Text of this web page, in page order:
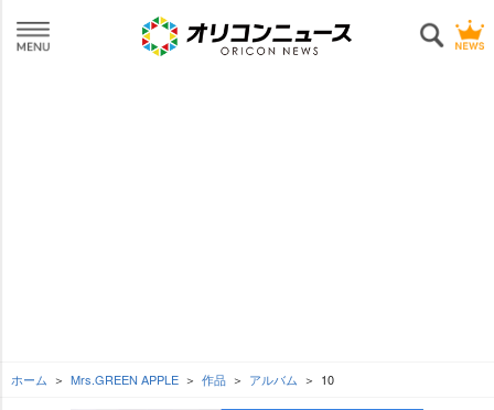
ホーム Mrs.GREEN APPLE 作品 アルバム 10